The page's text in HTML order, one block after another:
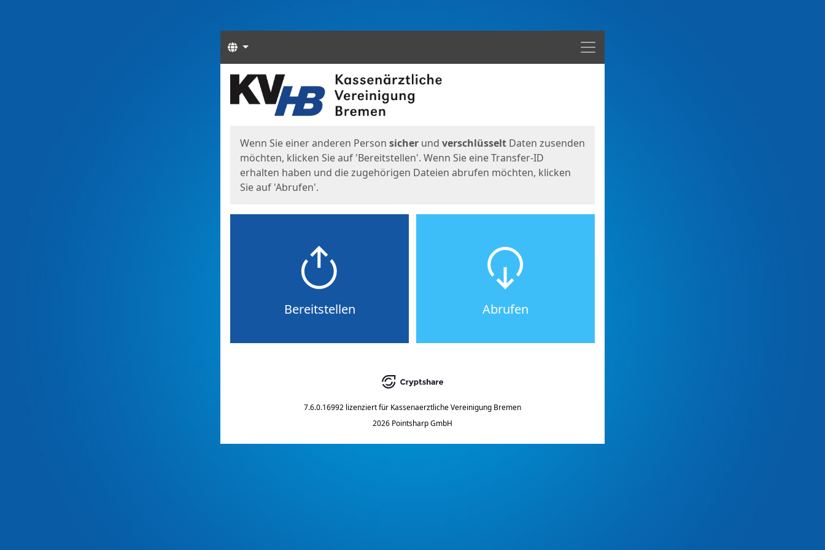
Menü
Sprachen
Start
Wenn Sie einer anderen Person sicher und verschlüsselt Daten zusenden
möchten, klicken Sie auf 'Bereitstellen'. Wenn Sie eine Transfer-ID
erhalten haben und die zugehörigen Dateien abrufen möchten, klicken
Sie auf 'Abrufen'.
Bereitstellen Abrufen
7.6.0.16992 lizenziert für Kassenaerztliche Vereinigung Bremen
2026 Pointsharp GmbH